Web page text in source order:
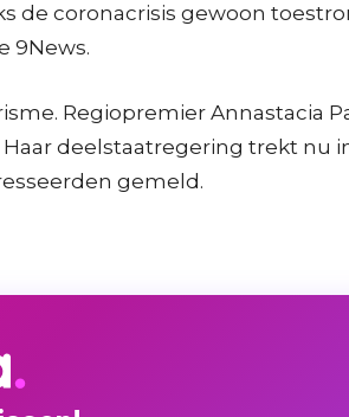
coronacrisis gewoon
9News.
Regiopremier Annastacia
deelstaatregering trekt nu
gemeld.